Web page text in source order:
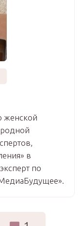
женской
в
по